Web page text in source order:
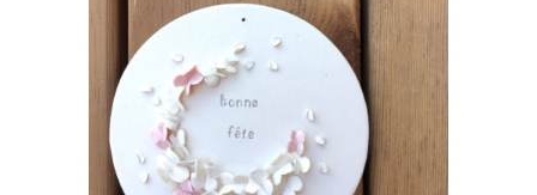
Ce
produit
plusieurs
variations.
Les